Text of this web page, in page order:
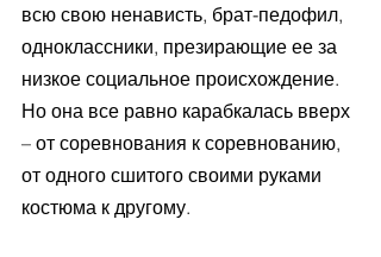
всю свою ненависть, брат-педофил,
одноклассники, презирающие ее за
низкое социальное происхождение.
Но она все равно карабкалась вверх
– от соревнования к соревнованию,
от одного сшитого своими руками
костюма к другому.